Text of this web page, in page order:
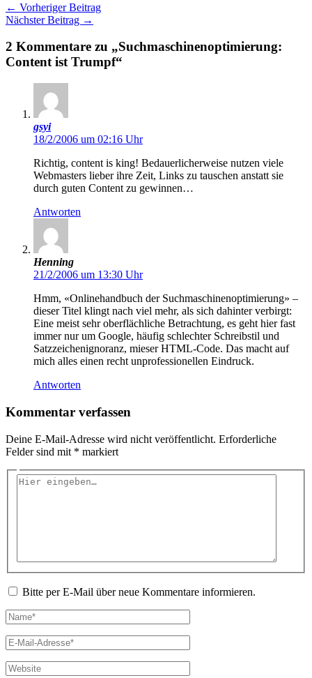
← Vorheriger Beitrag
Nächster Beitrag →
2 Kommentare zu „Suchmaschinenoptimierung:
Content ist Trumpf“
gsyi
18/2/2006 um 02:16 Uhr
Richtig, content is king! Bedauerlicherweise nutzen viele
Webmasters lieber ihre Zeit, Links zu tauschen anstatt sie
durch guten Content zu gewinnen…
Antworten
Henning
21/2/2006 um 13:30 Uhr
Hmm, «Onlinehandbuch der Suchmaschinenoptimierung» –
dieser Titel klingt nach viel mehr, als sich dahinter verbirgt:
Eine meist sehr oberflächliche Betrachtung, es geht hier fast
immer nur um Google, häufig schlechter Schreibstil und
Satzzeichenignoranz, mieser HTML-Code. Das macht auf
mich alles einen recht unprofessionellen Eindruck.
Antworten
Kommentar verfassen
Deine E-Mail-Adresse wird nicht veröffentlicht. Erforderliche
Felder sind mit * markiert
Hier
Bitte per E-Mail über neue Kommentare informieren.
Name*
E-
Mail-
Adresse*
Website